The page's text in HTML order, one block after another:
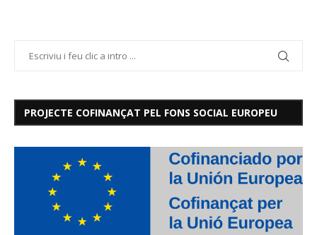
PROJECTE COFINANÇAT PEL FONS SOCIAL EUROPEU